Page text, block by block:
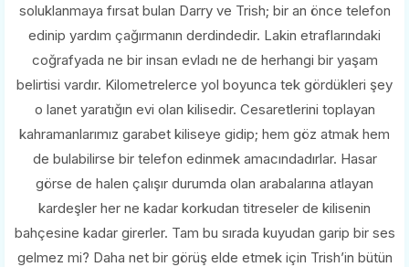
soluklanmaya fırsat bulan Darry ve Trish; bir an önce telefon
edinip yardım çağırmanın derdindedir. Lakin etraflarındaki
coğrafyada ne bir insan evladı ne de herhangi bir yaşam
belirtisi vardır. Kilometrelerce yol boyunca tek gördükleri şey
o lanet yaratığın evi olan kilisedir. Cesaretlerini toplayan
kahramanlarımız garabet kiliseye gidip; hem göz atmak hem
de bulabilirse bir telefon edinmek amacındadırlar. Hasar
görse de halen çalışır durumda olan arabalarına atlayan
kardeşler her ne kadar korkudan titreseler de kilisenin
bahçesine kadar girerler. Tam bu sırada kuyudan garip bir ses
gelmez mi? Daha net bir görüş elde etmek için Trish’in bütün